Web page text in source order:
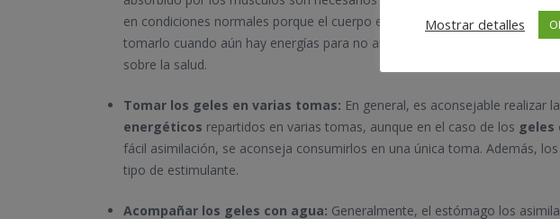
en condiciones normales porque el cuerpo está sometido a un estrés
tomarlo cuando aún hay energías para no arriesgarnos a chocar contra
sobre la salud.
Tomar los geles en varias tomas: En general, es aconsejable realizar la
energéticos repartidos en varias tomas, aunque en el caso de los geles
fácil asimilación, se aconseja consumirlos en una única toma. Además,
tipo de estimulante.
Acompañar los geles con agua: Generalmente, el estómago los
Mostrar detalles